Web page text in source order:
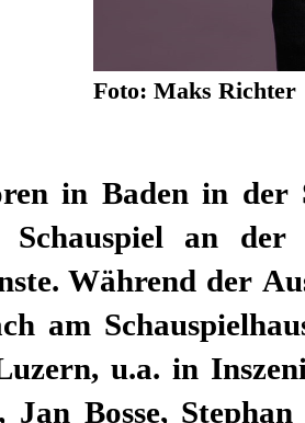
Foto: Maks Richter
in Baden in der
Schauspiel an der
Während der
am
u.a. in
Bosse,
Zur Spielzeit
am
Rožić ist seit der